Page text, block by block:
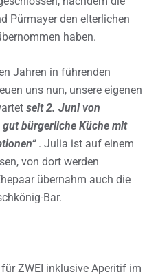
Pürmayer den elterlichen
haben.
Jahren in führenden
uns nun, unsere eigenen
seit 2. Juni von
bürgerliche Küche mit
. Julia ist auf einem
von dort werden
übernahm auch die
Bar.
ZWEI inklusive Aperitif im